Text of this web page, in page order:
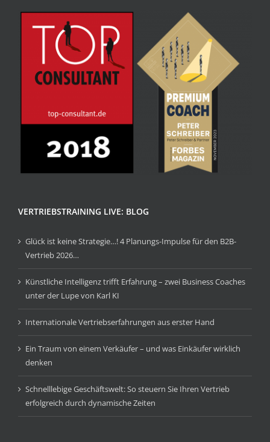
VERTRIEBSTRAINING LIVE: BLOG
Glück ist keine Strategie…! 4 Planungs-Impulse für den B2B-
Vertrieb 2026…
Künstliche Intelligenz trifft Erfahrung – zwei Business Coaches
unter der Lupe von Karl KI
Internationale Vertriebserfahrungen aus erster Hand
Ein Traum von einem Verkäufer – und was Einkäufer wirklich
denken
Schnelllebige Geschäftswelt: So steuern Sie Ihren Vertrieb
erfolgreich durch dynamische Zeiten